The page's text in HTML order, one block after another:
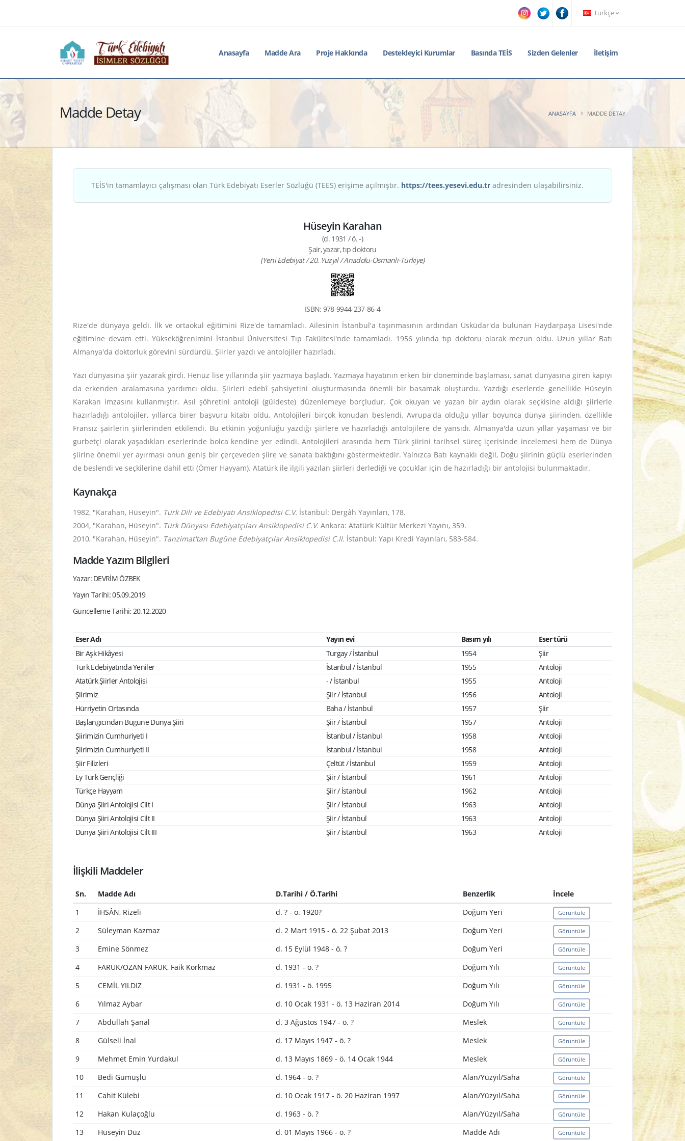
Türkçe
Anasayfa Madde Ara Proje Hakkında Destekleyici Kurumlar Basında TEİS Sizden Gelenler İletişim
Madde Detay ANASAYFA MADDE DETAY
TEİS'in tamamlayıcı çalışması olan Türk Edebiyatı Eserler Sözlüğü (TEES) erişime açılmıştır. https://tees.yesevi.edu.tr adresinden ulaşabilirsiniz.
Hüseyin Karahan
(d. 1931 / ö. -)
Şair, yazar, tıp doktoru
(Yeni Edebiyat / 20. Yüzyıl / Anadolu-Osmanlı-Türkiye)
ISBN: 978-9944-237-86-4
Rize'de dünyaya geldi. İlk ve ortaokul eğitimini Rize'de tamamladı. Ailesinin İstanbul'a taşınmasının ardından Üsküdar'da bulunan Haydarpaşa Lisesi'nde
eğitimine devam etti. Yükseköğrenimini İstanbul Üniversitesi Tıp Fakültesi'nde tamamladı. 1956 yılında tıp doktoru olarak mezun oldu. Uzun yıllar Batı
Almanya'da doktorluk görevini sürdürdü. Şiirler yazdı ve antolojiler hazırladı.
Yazı dünyasına şiir yazarak girdi. Henüz lise yıllarında şiir yazmaya başladı. Yazmaya hayatının erken bir döneminde başlaması, sanat dünyasına giren kapıyı
da erkenden aralamasına yardımcı oldu. Şiirleri edebî şahsiyetini oluşturmasında önemli bir basamak oluşturdu. Yazdığı eserlerde genellikle Hüseyin
Karakan imzasını kullanmıştır. Asıl şöhretini antoloji (güldeste) düzenlemeye borçludur. Çok okuyan ve yazan bir aydın olarak seçkisine aldığı şiirlerle
hazırladığı antolojiler, yıllarca birer başvuru kitabı oldu. Antolojileri birçok konudan beslendi. Avrupa'da olduğu yıllar boyunca dünya şiirinden, özellikle
Fransız şairlerin şiirlerinden etkilendi. Bu etkinin yoğunluğu yazdığı şiirlere ve hazırladığı antolojilere de yansıdı. Almanya'da uzun yıllar yaşaması ve bir
gurbetçi olarak yaşadıkları eserlerinde bolca kendine yer edindi. Antolojileri arasında hem Türk şiirini tarihsel süreç içerisinde incelemesi hem de Dünya
şiirine önemli yer ayırması onun geniş bir çerçeveden şiire ve sanata baktığını göstermektedir. Yalnızca Batı kaynaklı değil, Doğu şiirinin güçlü eserlerinden
de beslendi ve seçkilerine dahil etti (Ömer Hayyam). Atatürk ile ilgili yazılan şiirleri derlediği ve çocuklar için de hazırladığı bir antolojisi bulunmaktadır.
Kaynakça
1982, "Karahan, Hüseyin". Türk Dili ve Edebiyatı Ansiklopedisi C.V. İstanbul: Dergâh Yayınları, 178.
2004, "Karahan, Hüseyin". Türk Dünyası Edebiyatçıları Ansiklopedisi C.V. Ankara: Atatürk Kültür Merkezi Yayını, 359.
2010, "Karahan, Hüseyin". Tanzimat'tan Bugüne Edebiyatçılar Ansiklopedisi C.II. İstanbul: Yapı Kredi Yayınları, 583-584.
Madde Yazım Bilgileri
Yazar: DEVRİM ÖZBEK
Yayın Tarihi: 05.09.2019
Güncelleme Tarihi: 20.12.2020
Eser Adı Yayın evi Basım yılı
Eser türü
Bir Aşk Hikâyesi
Turgay / İstanbul 1954
Şiir
Türk Edebiyatında Yeniler
İstanbul / İstanbul 1955
Antoloji
Atatürk Şiirler Antolojisi
- / İstanbul 1955
Antoloji
Şiirimiz
Şiir / İstanbul 1956
Antoloji
Hürriyetin Ortasında
Baha / İstanbul 1957
Şiir
Başlangıcından Bugüne Dünya Şiiri
Şiir / İstanbul 1957
Antoloji
Şiirimizin Cumhuriyeti I
İstanbul / İstanbul 1958
Antoloji
Şiirimizin Cumhuriyeti II
İstanbul / İstanbul 1958
Antoloji
Şiir Filizleri
Çeltüt / İstanbul 1959
Antoloji
Ey Türk Gençliği
Şiir / İstanbul 1961
Antoloji
Türkçe Hayyam
Şiir / İstanbul 1962
Antoloji
Dünya Şiiri Antolojisi Cilt I
Şiir / İstanbul 1963
Antoloji
Dünya Şiiri Antolojisi Cilt II
Şiir / İstanbul 1963
Antoloji
Dünya Şiiri Antolojisi Cilt III
Şiir / İstanbul 1963 Antoloji
İlişkili Maddeler
Sn. Madde Adı D.Tarihi / Ö.Tarihi Benzerlik
İncele
1
İHSÂN, Rizeli d. ? - ö. 1920? Doğum Yeri Görüntüle
2 Süleyman Kazmaz d. 2 Mart 1915 - ö. 22 Şubat 2013 Doğum Yeri Görüntüle
3 Emine Sönmez d. 15 Eylül 1948 - ö. ? Doğum Yeri Görüntüle
4 FARUK/OZAN FARUK, Faik Korkmaz d. 1931 - ö. ? Doğum Yılı Görüntüle
5 CEMİL YILDIZ d. 1931 - ö. 1995 Doğum Yılı Görüntüle
6 Yılmaz Aybar d. 10 Ocak 1931 - ö. 13 Haziran 2014 Doğum Yılı Görüntüle
7 Abdullah Şanal d. 3 Ağustos 1947 - ö. ? Meslek Görüntüle
8 Gülseli İnal d. 17 Mayıs 1947 - ö. ? Meslek Görüntüle
9 Mehmet Emin Yurdakul d. 13 Mayıs 1869 - ö. 14 Ocak 1944 Meslek Görüntüle
10 Bedi Gümüşlü d. 1964 - ö. ? Alan/Yüzyıl/Saha Görüntüle
11 Cahit Külebi d. 10 Ocak 1917 - ö. 20 Haziran 1997 Alan/Yüzyıl/Saha Görüntüle
12 Hakan Kulaçoğlu d. 1963 - ö. ? Alan/Yüzyıl/Saha Görüntüle
13 Hüseyin Düz d. 01 Mayıs 1966 - ö. ? Madde Adı Görüntüle